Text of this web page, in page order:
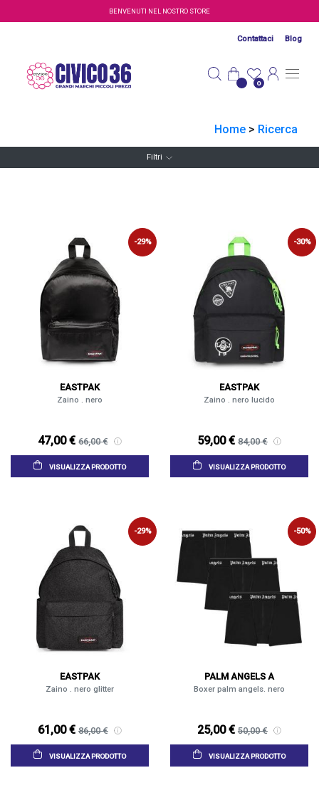
Salta al contenuto principaleBENVENUTI NEL NOSTRO STORE
Contattaci Blog
0
Home > Ricerca
Filtri
-29%
EASTPAK
Zaino . nero
47,00 € 66,00 €
VISUALIZZA PRODOTTO
-30%
EASTPAK
Zaino . nero lucido
59,00 € 84,00 €
VISUALIZZA PRODOTTO
-29%
EASTPAK
Zaino . nero glitter
61,00 € 86,00 €
VISUALIZZA PRODOTTO
-50%
PALM ANGELS A
Boxer palm angels. nero
25,00 € 50,00 €
VISUALIZZA PRODOTTO